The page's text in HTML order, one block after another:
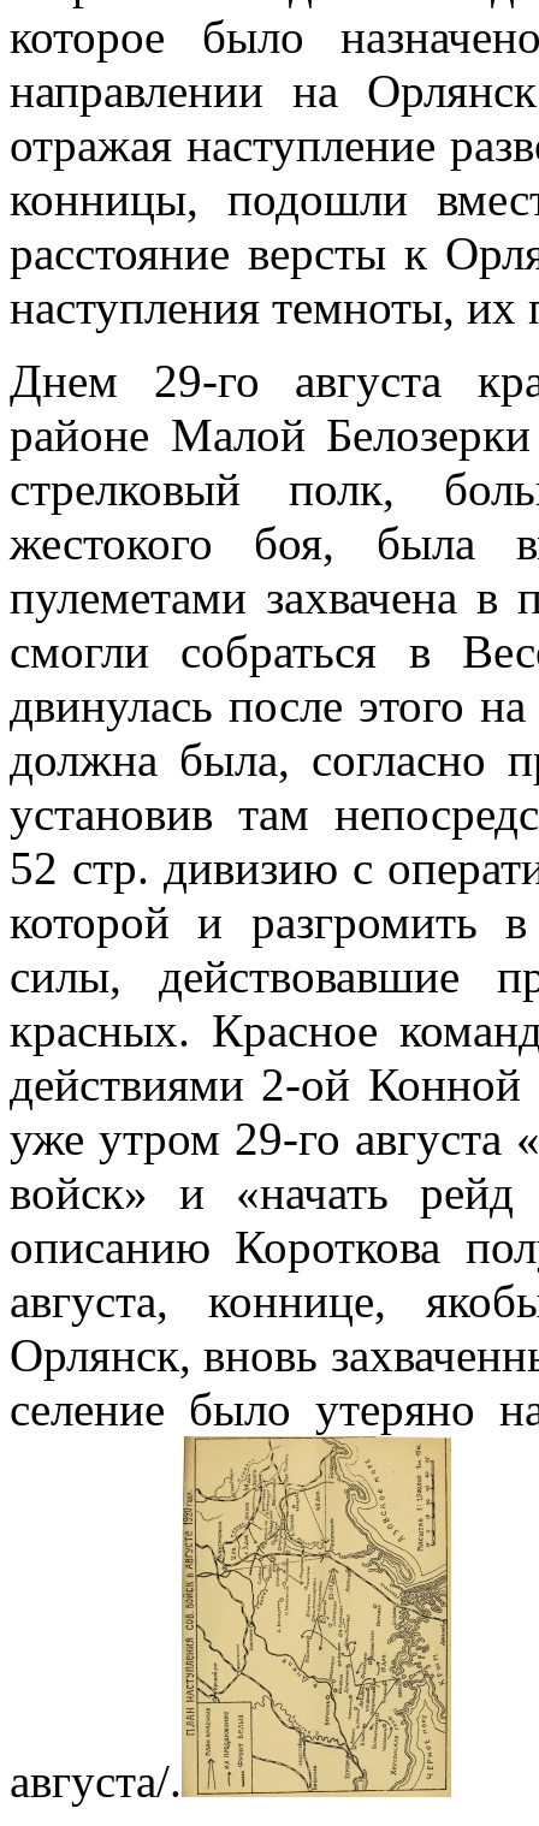
которое было
направлении на
отражая наступление
конницы, подошли
расстояние версты к
наступления темноты, их
Днем 29-го августа
районе Малой
стрелковый полк,
жестокого боя,
пулеметами захвачена в
смогли собраться в
двинулась после этого
должна была, согласно
установив там
52 стр. дивизию с
которой и разгромить
силы, действовавшие
красных. Красное
действиями 2-ой Конной
уже утром 29-го августа
войск» и «начать
описанию Короткова
августа, коннице,
Орлянск, вновь
селение было утеряно
августа/.